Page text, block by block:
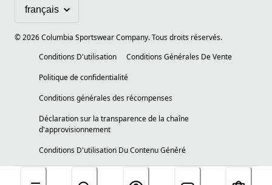
©2026Columbia Sportswear Company. Tous droits réservés.
Conditions D'utilisation
Conditions Générales De Vente
Politique de confidentialité
Conditions générales des récompenses
Déclaration sur la transparence de la chaîne
d'approvisionnement
Conditions D'utilisation Du Contenu Généré